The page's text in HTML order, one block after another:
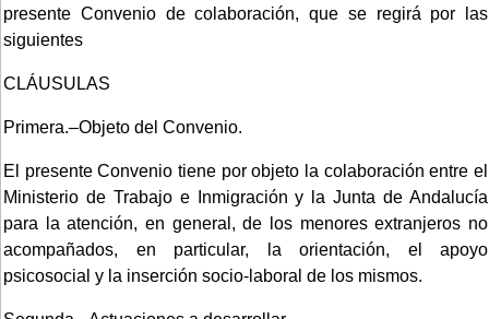
presente Convenio de colaboración, que se regirá por las
siguientes
CLÁUSULAS
Primera.–Objeto del Convenio.
El presente Convenio tiene por objeto la colaboración entre el
Ministerio de Trabajo e Inmigración y la Junta de Andalucía
para la atención, en general, de los menores extranjeros no
acompañados, en particular, la orientación, el apoyo
psicosocial y la inserción socio-laboral de los mismos.